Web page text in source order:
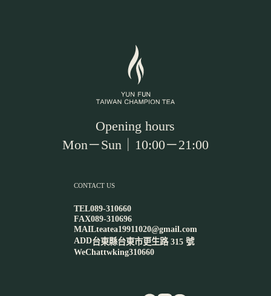
Opening hours
Mon－Sun｜10:00－21:00
CONTACT US
TEL089-310660
FAX089-310696
MAILteatea19911020@gmail.com
ADD台東縣台東市更生路 315 號
WeChattwking310660